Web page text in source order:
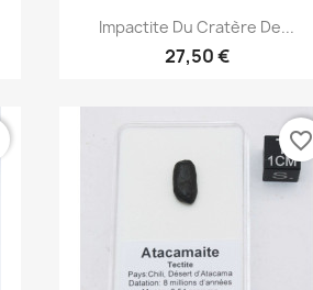
Aperçu rapide
Impactite Du Cratère De...
27,50 €
favorite_border